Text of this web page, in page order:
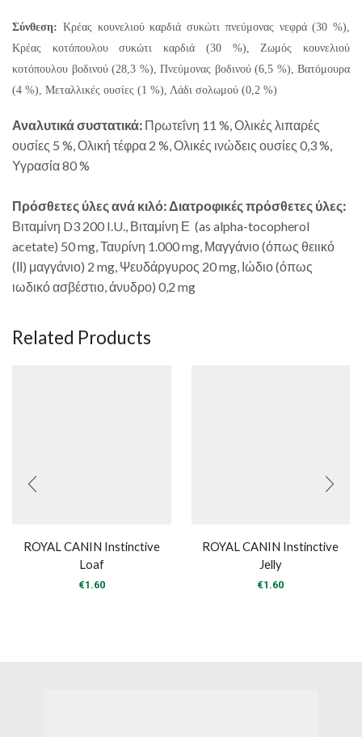
Σύνθεση: Κρέας κουνελιού καρδιά συκώτι πνεύμονας νεφρά (30 %),
Κρέας κοτόπουλου συκώτι καρδιά (30 %), Ζωμός κουνελιού
κοτόπουλου βοδινού (28,3 %), Πνεύμονας βοδινού (6,5 %), Βατόμουρα
(4 %), Μεταλλικές ουσίες (1 %), Λάδι σολωμού (0,2 %)
Αναλυτικά συστατικά: Πρωτεΐνη 11 %, Ολικές λιπαρές
ουσίες 5 %, Ολική τέφρα 2 %, Ολικές ινώδεις ουσίες 0,3 %,
Υγρασία 80 %
Πρόσθετες ύλες ανά κιλό: Διατροφικές πρόσθετες ύλες:
Βιταμίνη D3 200 I.U., Βιταμίνη Ε (as alpha-tocopherol
acetate) 50 mg, Ταυρίνη 1.000 mg, Μαγγάνιο (όπως θειικό
(ΙΙ) μαγγάνιο) 2 mg, Ψευδάργυρος 20 mg, Ιώδιο (όπως
ιωδικό ασβέστιο, άνυδρο) 0,2 mg
Related Products
ROYAL CANIN Instinctive
Loaf
€1.60
ROYAL CANIN Instinctive
Jelly
€1.60